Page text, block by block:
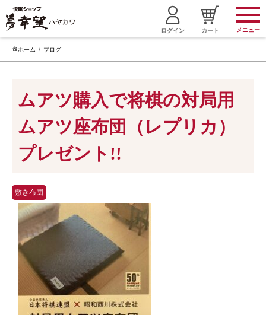
ログイン カート メニュー
ホーム ブログ
ムアツ購入で将棋の対局用
ムアツ座布団（レプリカ）
プレゼント!!
敷き布団